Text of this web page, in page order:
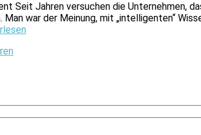
Seit Jahren versuchen die Unternehmen,
Man war der Meinung, mit „intelligenten“